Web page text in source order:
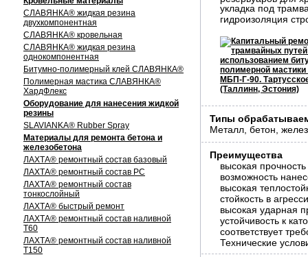
СЛАВЯНКА® жидкая резина
двухкомпонентная
СЛАВЯНКА® кровельная
СЛАВЯНКА® жидкая резина
однокомпонентная
Битумно-полимерный клей СЛАВЯНКА®
Полимерная мастика СЛАВЯНКА®
ХардФлекс
Оборудование для нанесения жидкой
резины
SLAVIANKA® Rubber Spray
Материалы для ремонта бетона и
железобетона
ЛАХТА® ремонтный состав базовый
ЛАХТА® ремонтный состав РС
ЛАХТА® ремонтный состав
тонкослойный
ЛАХТА® быстрый ремонт
ЛАХТА® ремонтный состав наливной
Т60
ЛАХТА® ремонтный состав наливной
Т150
укладка под
гидроизоляция
Типы
Металл, бетон,
Преимущества
высокая
возможность
высокая
стойкость в
высокая ударная
устойчивость к
соответствует
Технические